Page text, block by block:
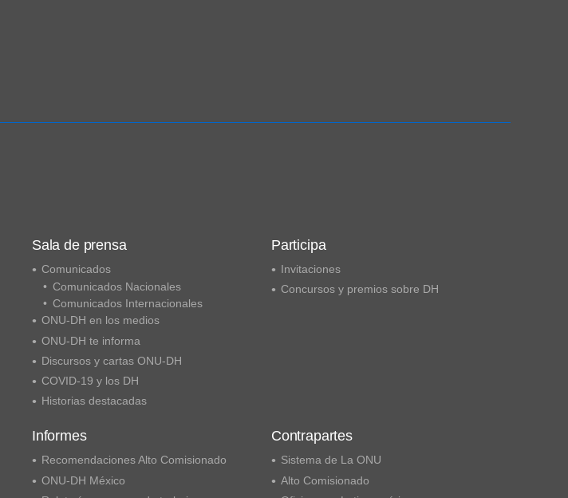
Sala de prensa
Comunicados
Comunicados Nacionales
Comunicados Internacionales
ONU-DH en los medios
ONU-DH te informa
Discursos y cartas ONU-DH
COVID-19 y los DH
Historias destacadas
Participa
Invitaciones
Concursos y premios sobre DH
Informes
Recomendaciones Alto Comisionado
ONU-DH México
Contrapartes
Sistema de La ONU
Alto Comisionado